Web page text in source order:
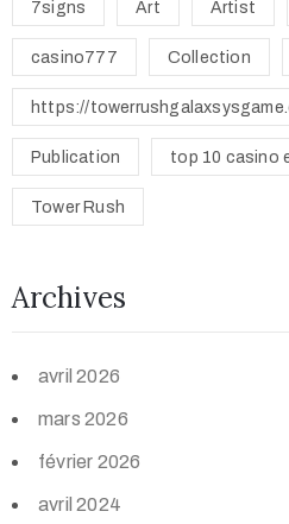
7signs Art Artist
casino777 Collection
https://
Publication top 10 casino
Tower Rush
Archives
avril 2026
mars 2026
février 2026
avril 2024